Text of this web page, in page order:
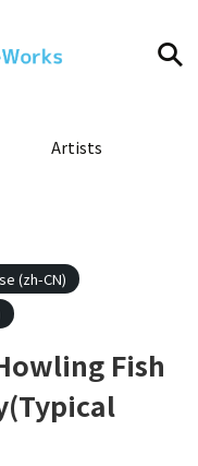
Artists
(zh-CN)
Fish